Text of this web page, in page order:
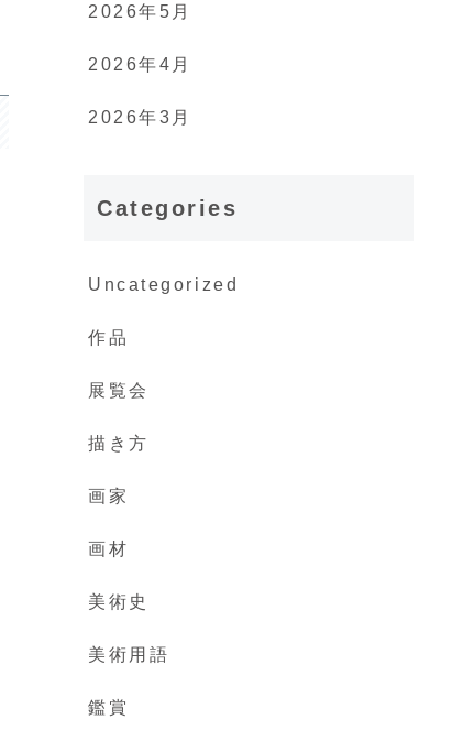
2026年5月
2026年4月
2026年3月
Categories
Uncategorized
作品
展覧会
描き方
画家
画材
美術史
美術用語
鑑賞